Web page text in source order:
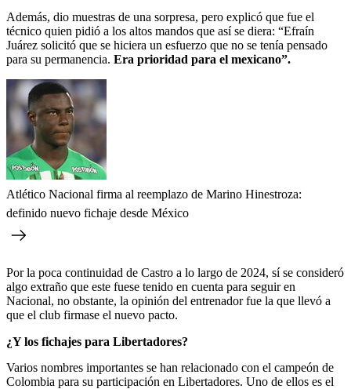
Además, dio muestras de una sorpresa, pero explicó que fue el
técnico quien pidió a los altos mandos que así se diera: “Efraín
Juárez solicitó que se hiciera un esfuerzo que no se tenía pensado
para su permanencia. Era prioridad para el mexicano”.
Atlético Nacional firma al reemplazo de Marino Hinestroza:
definido nuevo fichaje desde México
Por la poca continuidad de Castro a lo largo de 2024, sí se consideró
algo extraño que este fuese tenido en cuenta para seguir en
Nacional, no obstante, la opinión del entrenador fue la que llevó a
que el club firmase el nuevo pacto.
¿Y los fichajes para Libertadores?
Varios nombres importantes se han relacionado con el campeón de
Colombia para su participación en Libertadores. Uno de ellos es el